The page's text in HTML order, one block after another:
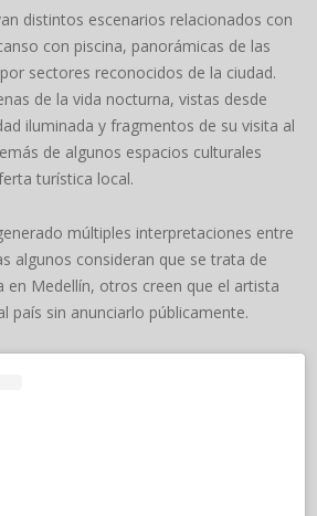
distintos escenarios relacionados con
con piscina, panorámicas de las
sectores reconocidos de la ciudad.
de la vida nocturna, vistas desde
iluminada y fragmentos de su visita al
de algunos espacios culturales
turística local.
múltiples interpretaciones entre
algunos consideran que se trata de
en Medellín, otros creen que el artista
país sin anunciarlo públicamente.